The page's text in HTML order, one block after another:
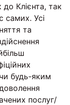
Клієнта, так
самих. Усі
та
будь-яким
послуг/